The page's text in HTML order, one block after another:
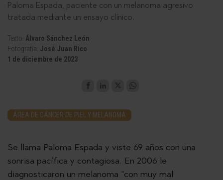
Paloma Espada, paciente con un melanoma agresivo
tratada mediante un ensayo clínico.
Texto: Álvaro Sánchez León
Fotografía: José Juan Rico
1 de diciembre de 2023
ÁREA DE CÁNCER DE PIEL Y MELANOMA
Se llama Paloma Espada y viste 69 años con una
sonrisa pacífica y contagiosa. En 2006 le
diagnosticaron un melanoma “con muy mal